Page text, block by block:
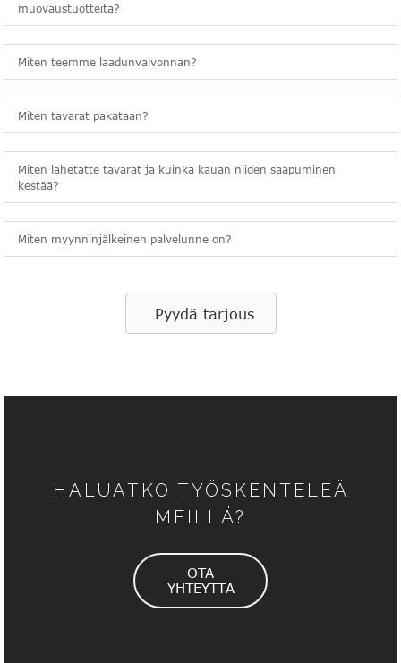
muovaustuotteita?
Miten teemme laadunvalvonnan?
Miten tavarat pakataan?
Miten lähetätte tavarat ja kuinka kauan niiden saapuminen
kestää?
Miten myynninjälkeinen palvelunne on?
Pyydä tarjous
HALUATKO TYÖSKENTELEÄ
MEILLÄ?
OTA
YHTEYTTÄ